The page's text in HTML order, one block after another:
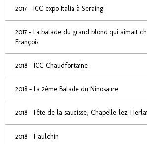
2017 - ICC expo Italia à Seraing
2017 - La balade du grand blond qui aimait
François
2018 - ICC Chaudfontaine
2018 - La 2ème Balade du Ninosaure
2018 - Fête de la saucisse, Chapelle-lez-
2018 - Haulchin